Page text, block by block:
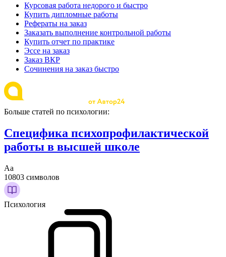
Курсовая работа недорого и быстро
Купить дипломные работы
Рефераты на заказ
Заказать выполнение контрольной работы
Купить отчет по практике
Эссе на заказ
Заказ ВКР
Сочинения на заказ быстро
Больше статей по психологии:
Специфика психопрофилактической
работы в высшей школе
Аа
10803 символов
Психология